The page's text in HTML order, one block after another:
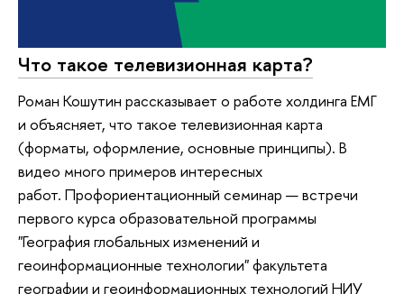
Что такое телевизионная карта?
Роман Кошутин рассказывает о работе холдинга ЕМГ
и объясняет, что такое телевизионная карта
(форматы, оформление, основные принципы). В
видео много примеров интересных
работ. Профориентационный семинар — встречи
первого курса образовательной программы
"География глобальных изменений и
геоинформационные технологии" факультета
географии и геоинформационных технологий НИУ